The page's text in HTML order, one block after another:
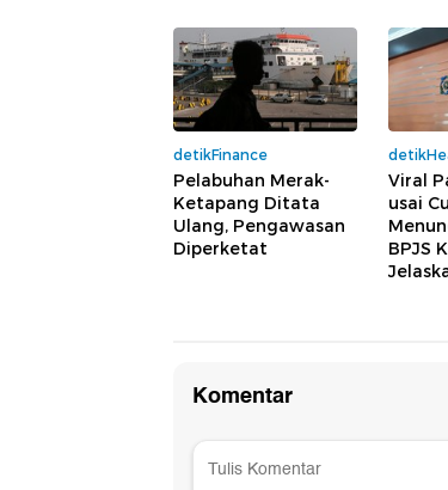
detikFinance
Pelabuhan Merak-
Ketapang Ditata
Ulang, Pengawasan
Diperketat
Viral
usai
BPJS